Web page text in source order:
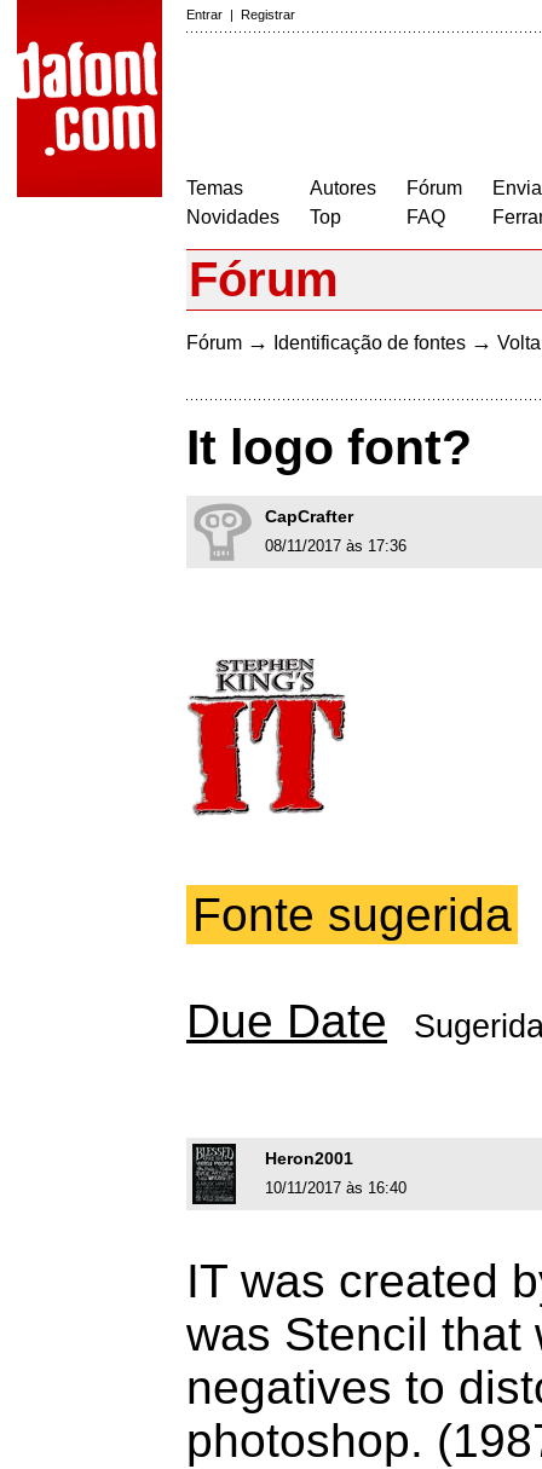
Entrar | Registrar
Temas
Novidades
Autores
Top
Fórum
FAQ
Fórum
Fórum → Identificação de fontes →
It logo font?
CapCrafter
08/11/2017 às 17:36
Fonte sugerida
Due Date
Heron2001
10/11/2017 às 16:40
IT was created
was Stencil that
negatives to
photoshop.